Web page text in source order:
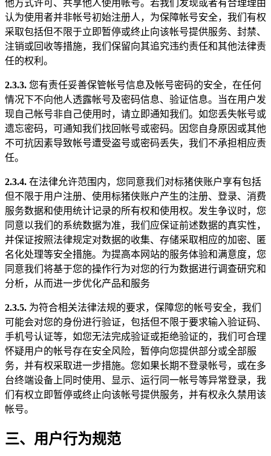
他方式许可、共享他人使用帐号。若我们发现或者有合理理由
认为使用者并非帐号初始注册人，为保障帐号安全，我们有权
采取包括但不限于立即暂停或终止向该帐号提供服务、封禁、
注销或回收等措施，我们保留向其追究违约责任和其他法律责
任的权利。
2.3.3. 您有责任妥善保管帐号信息及帐号密码的安全，在任何
情况下不向他人透露帐号及密码信息、验证信息。当在用户发
现自己帐号非自己使用时，请立即通知我们。如您丢失帐号或
遗忘密码，可通知我们找回帐号或密码。因您自身原因或其他
不可抗因素导致帐号遭受盗号或密码丢失，我们不承担相应责
任。
2.3.4. 在法律允许范围内，您同意我们对标猪侠账户享有包括
但不限于用户注册、使用标猪侠账户产生的注册、登录、消费
服务数据和使用统计记录的所有权和使用权。发生争议时，您
同意以我们的系统数据为准，我们应保证前述数据的真实性，
并保证按照法律规定对数据的收集、存储采取相应的加密、匿
名化处理等安全措施。为提高本网站的服务体验和满意度，您
同意我们将基于您的操作行为对您的行为数据进行调查研究和
分析，从而进一步优化产品和服务
2.3.5. 为符合相关法律法规的要求，保障您的帐号安全，我们
可能会对您的身份进行验证，包括但不限于要求输入验证码、
手机号认证等，如您无法完成验证或拒绝验证的，我们可合理
怀疑用户的帐号存在安全风险，暂停向您提供部分或全部服
务，并有权采取进一步措施。您如果长期不登录帐号，或在多
台终端设备上同时使用、显示、运行同一帐号等异常登录，我
们有权立即暂停或终止向该帐号提供服务，并有权永久禁用该
帐号。
三、用户行为规范